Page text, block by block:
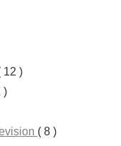
12 )
)
( 8 )